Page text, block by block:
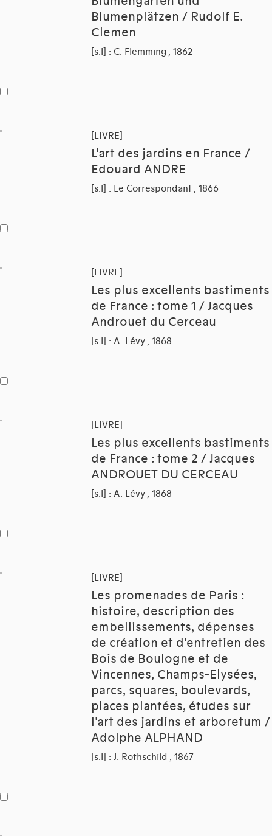
Blumenplätzen / Rudolf E.
Clemen
[s.l] : C. Flemming , 1862
[LIVRE]
L'art des jardins en France /
Edouard ANDRE
[s.l] : Le Correspondant , 1866
[LIVRE]
Les plus excellents bastiments
de France : tome 1 / Jacques
Androuet du Cerceau
[s.l] : A. Lévy , 1868
[LIVRE]
Les plus excellents bastiments
de France : tome 2 / Jacques
ANDROUET DU CERCEAU
[s.l] : A. Lévy , 1868
[LIVRE]
Les promenades de Paris :
histoire, description des
embellissements, dépenses
de création et d'entretien des
Bois de Boulogne et de
Vincennes, Champs-Elysées,
parcs, squares, boulevards,
places plantées, études sur
l'art des jardins et arboretum /
Adolphe ALPHAND
[s.l] : J. Rothschild , 1867